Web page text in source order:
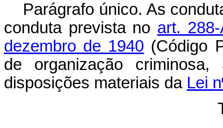
Parágrafo único. As
conduta prevista no art.
dezembro de 1940 (Código
de organização
disposições materiais da Lei